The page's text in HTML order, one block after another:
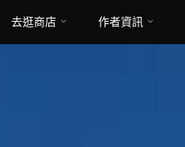
去逛商店 作者資訊